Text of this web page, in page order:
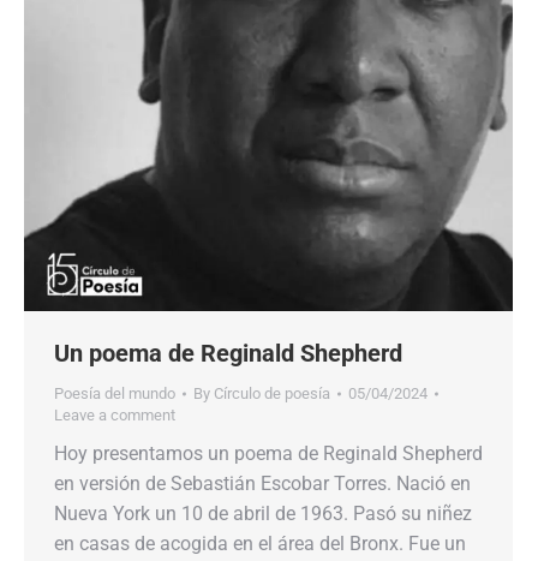
Un poema de Reginald Shepherd
Poesía del mundo By Círculo de poesía
05/04/2024
Leave a comment
Hoy presentamos un poema de Reginald Shepherd
en versión de Sebastián Escobar Torres. Nació en
Nueva York un 10 de abril de 1963. Pasó su niñez
en casas de acogida en el área del Bronx. Fue un